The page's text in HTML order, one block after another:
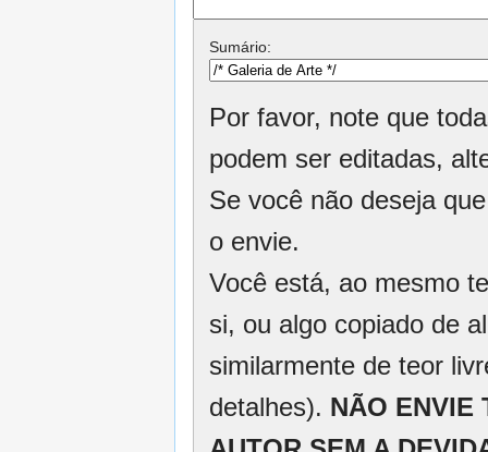
Sumário:
Por favor, note que
podem ser editadas,
Se você não deseja
o envie.
Você está, ao mesmo
si, ou algo copiado de
similarmente de teor
detalhes). NÃO ENVIE